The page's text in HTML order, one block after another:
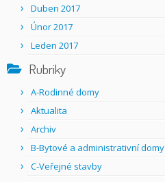
Duben 2017
Únor 2017
Leden 2017
Rubriky
A-Rodinné domy
Aktualita
Archiv
B-Bytové a administrativní domy
C-Veřejné stavby